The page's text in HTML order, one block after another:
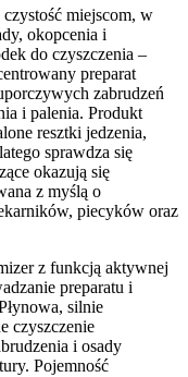
miejscom, w
okopcenia i
do czyszczenia –
preparat
zabrudzeń
i palenia. Produkt
resztki jedzenia,
sprawdza się
okazują się
z myślą o
piecyków oraz
z funkcją aktywnej
preparatu i
silnie
czyszczenie
i osady
Pojemność